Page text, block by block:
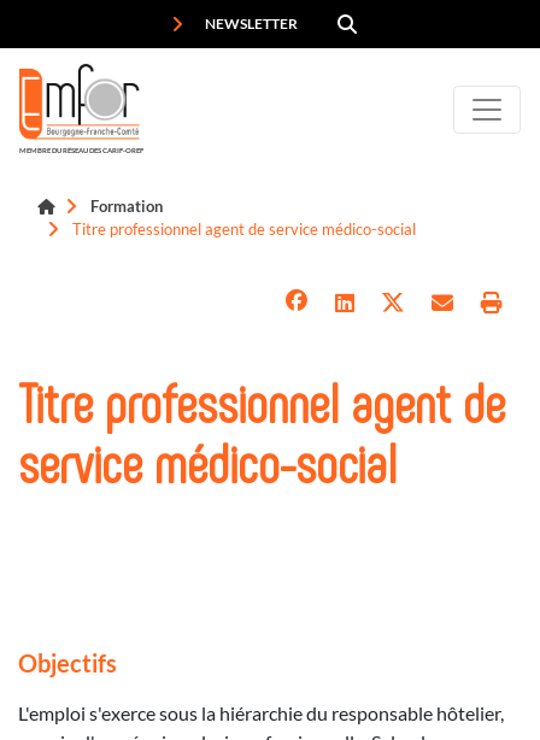
NEWSLETTER
MEMBRE DU RÉSEAU DES CARIF-OREF
Formation
Titre professionnel agent de service médico-social
Titre professionnel agent de
service médico-social
Objectifs
L'emploi s'exerce sous la hiérarchie du responsable hôtelier,
Panneau de gestion des cookies